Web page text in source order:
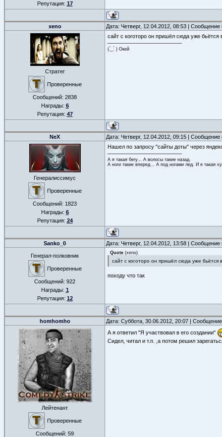
Репутация: 17
xeno Дата: Четверг, 12.04.2012, 08:53 |
Стратег
Проверенные
Сообщений: 2838
Награды: 6
Репутация: 47
сайт с коготоро он пришёл сюда уже бьётся
(.́_.̀ ) Окей
NeX Дата: Четверг, 12.04.2012, 09:15 |
Генералиссимус
Проверенные
Сообщений: 1823
Награды: 6
Репутация: 24
Нашел по запросу "сайты доты" через
А я такая бегу... А волосы такие назад.
А ноги такие вперед... А под ногами лед. И я такая
Sanko_0 Дата: Четверг, 12.04.2012, 13:58 |
Генерал-полковник
Проверенные
Сообщений: 922
Награды: 1
Репутация: 12
Quote (xeno)
сайт с коготоро он пришёл сюда уже бьётся
походу что так
homhomho Дата: Суббота, 30.06.2012, 20:07 |
Лейтенант
Проверенные
Сообщений: 59
А я ответил "Я участвовал в его создании"
Сидел, читал и т.п. ,а потом решил